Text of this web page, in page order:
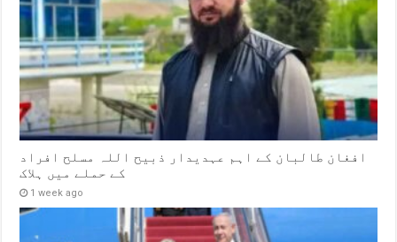
افغان طالبان کے اہم عہدیدار ذبیح اللہ مسلح افراد
کے حملے میں ہلاک
1 week ago